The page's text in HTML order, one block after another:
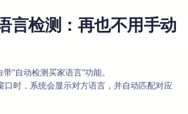
言检测：再也不用手动
“自动检测买家语言”功能。
口时，系统会显示对方语言，并自动匹配对应